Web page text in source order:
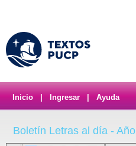
Inicio Ingresar Ayuda
Boletín Letras al día -